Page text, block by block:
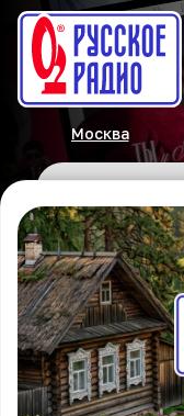
Москва